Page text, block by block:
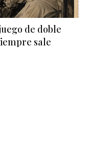
de doble
sale